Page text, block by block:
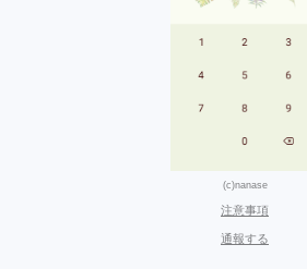
(c)nanase
注意事項
通報する